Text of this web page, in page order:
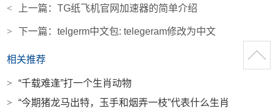
< 上一篇：TG纸飞机官网加速器的简单介绍
> 下一篇：telgerm中文包: telegeram修改为中文
相关推荐
>
“千载难逢”打一个生肖动物
>
“今期猪龙马出特，玉手和烟弄一枝”代表什么生肖